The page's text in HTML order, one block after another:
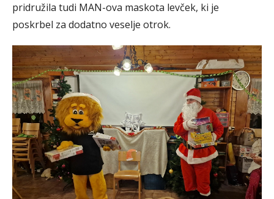
pridružila tudi MAN-ova maskota levček, ki je
poskrbel za dodatno veselje otrok.